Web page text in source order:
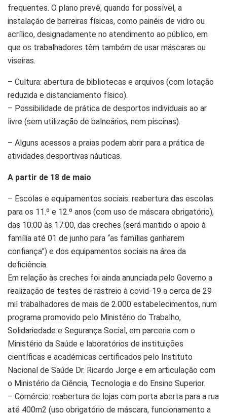
frequentes. O plano prevê, quando for possível, a
instalação de barreiras físicas, como painéis de vidro ou
acrílico, designadamente no atendimento ao público, em
que os trabalhadores têm também de usar máscaras ou
viseiras.
– Cultura: abertura de bibliotecas e arquivos (com lotação
reduzida e distanciamento físico).
– Possibilidade de prática de desportos individuais ao ar
livre (sem utilização de balneários, nem piscinas).
– Alguns acessos a praias podem abrir para a prática de
atividades desportivas náuticas.
A partir de 18 de maio
– Escolas e equipamentos sociais: reabertura das escolas
para os 11.º e 12.º anos (com uso de máscara obrigatório),
das 10:00 às 17:00, das creches (será mantido o apoio à
família até 01 de junho para “as famílias ganharem
confiança”) e dos equipamentos sociais na área da
deficiência.
Em relação às creches foi ainda anunciada pelo Governo a
realização de testes de rastreio à covid-19 a cerca de 29
mil trabalhadores de mais de 2.000 estabelecimentos, num
programa promovido pelo Ministério do Trabalho,
Solidariedade e Segurança Social, em parceria com o
Ministério da Saúde e laboratórios de instituições
científicas e académicas certificados pelo Instituto
Nacional de Saúde Dr. Ricardo Jorge e em articulação com
o Ministério da Ciência, Tecnologia e do Ensino Superior.
– Comércio: reabertura de lojas com porta aberta para a rua
até 400m2 (uso obrigatório de máscara, funcionamento a